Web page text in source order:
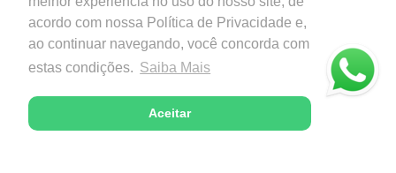
acordo com nossa Política de Privacidade e,
ao continuar navegando, você concorda com
estas condições. Saiba Mais
Aceitar